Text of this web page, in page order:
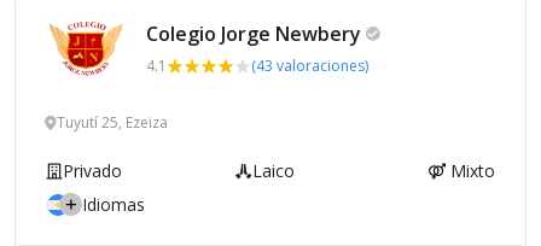
Colegio Jorge Newbery
4.1 (43 valoraciones)
Tuyutí 25, Ezeiza
Privado Laico
Mixto
Idiomas